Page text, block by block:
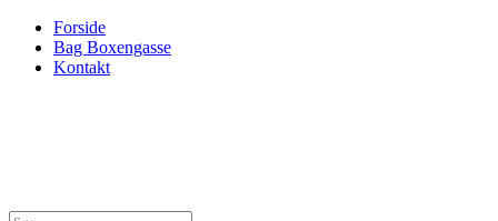
Forside
Bag Boxengasse
Kontakt